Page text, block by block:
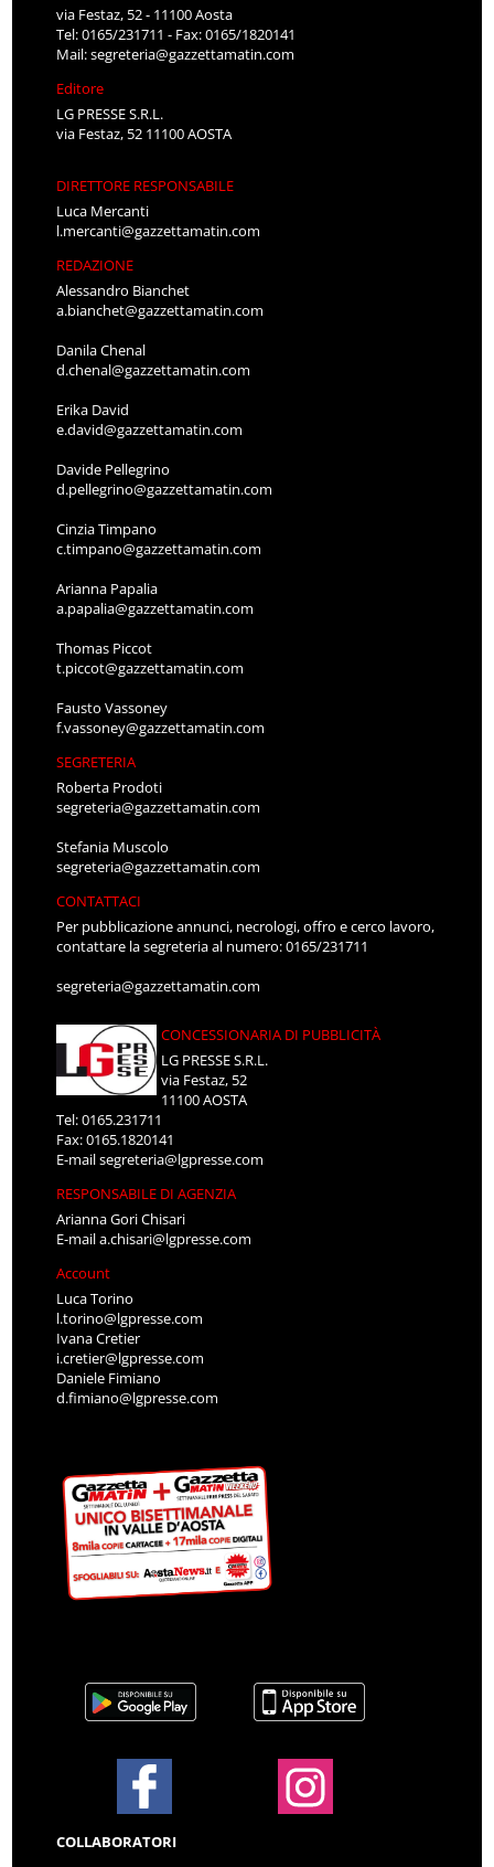
via Festaz, 52 - 11100 Aosta
Tel: 0165/231711 - Fax: 0165/1820141
Mail:segreteria@gazzettamatin.com
Editore
LG PRESSE S.R.L.
via Festaz, 52 11100 AOSTA
DIRETTORE RESPONSABILE
Luca Mercanti
l.mercanti@gazzettamatin.com
REDAZIONE
Alessandro Bianchet
a.bianchet@gazzettamatin.com
Danila Chenal
d.chenal@gazzettamatin.com
Erika David
e.david@gazzettamatin.com
Davide Pellegrino
d.pellegrino@gazzettamatin.com
Cinzia Timpano
c.timpano@gazzettamatin.com
Arianna Papalia
a.papalia@gazzettamatin.com
Thomas Piccot
t.piccot@gazzettamatin.com
Fausto Vassoney
f.vassoney@gazzettamatin.com
SEGRETERIA
Roberta Prodoti
segreteria@gazzettamatin.com
Stefania Muscolo
segreteria@gazzettamatin.com
CONTATTACI
Per pubblicazione annunci, necrologi, offro e cerco lavoro,
contattare la segreteria al numero: 0165/231711
segreteria@gazzettamatin.com
CONCESSIONARIA DI PUBBLICITÀ
LG PRESSE S.R.L.
via Festaz, 52
11100 AOSTA
Tel: 0165.231711
Fax: 0165.1820141
E-mailsegreteria@lgpresse.com
RESPONSABILE DI AGENZIA
Arianna Gori Chisari
E-maila.chisari@lgpresse.com
Account
Luca Torino
l.torino@lgpresse.com
Ivana Cretier
i.cretier@lgpresse.com
Daniele Fimiano
d.fimiano@lgpresse.com
COLLABORATORI